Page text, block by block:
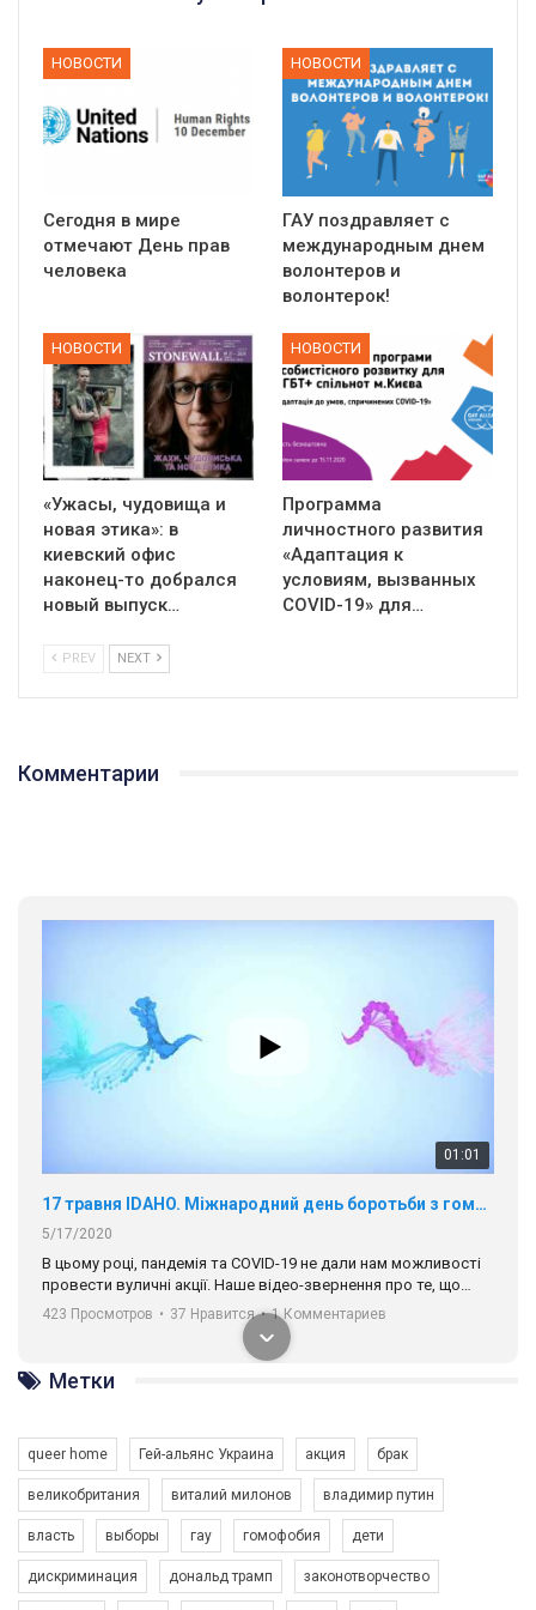
НОВОСТИ
Сегодня в мире
отмечают День прав
человека
НОВОСТИ
ГАУ поздравляет с
международным днем
волонтеров и
волонтерок!
НОВОСТИ
«Ужасы, чудовища и
новая этика»: в
киевский офис
наконец-то добрался
новый выпуск…
НОВОСТИ
Программа
личностного развития
«Адаптация к
условиям, вызванных
СOVID-19» для…
PREV NEXT
Комментарии
17 травня IDAHO. Міжнародний день боротьби з гомофобією трансфобією і біфобія.
В цьому році, пандемія та COVІD-19 не дали нам можливості
провести вуличні акції. Наше відео-звернення про те, що
разом. Ми закликаємо всіх хто поділяє цінності рівності та
солідарності, приєднатися до нас. Регіональні підрозділи
ГАУ є в 16 областях України.
Разом наш голос лунає гучніше!
423 Просмотров • 37 Нравится • 1 Комментариев
Метки
queer home Гей-альянс Украина акция брак
великобритания виталий милонов владимир путин
власть выборы гау гомофобия дети
дискриминация дональд трамп законотворчество